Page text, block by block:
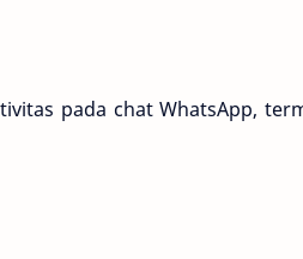
pada chat WhatsApp,